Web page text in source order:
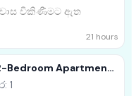
විකිණීමට ඇත
21 hours
Bedroom Apartment
1